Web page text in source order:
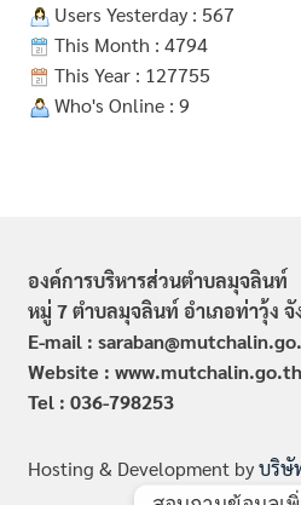
Users Yesterday : 567
This Month : 4794
This Year : 127755
Who's Online : 9
องค์การบริหารส่วนตำบลมุจลินท์
หมู่ 7 ตำบลมุจลินท์ อำเภอท่าวุ้ง
E-mail :
Website : www.mutchalin.go.th
Tel : 036-798253
Hosting & Development byบริษั